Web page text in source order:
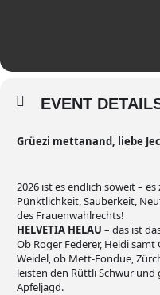
EVENT
Grüezi mettanand, liebe
2026 ist es endlich soweit –
Pünktlichkeit, Sauberkeit,
des Frauenwahlrechts!
HELVETIA HELAU – das ist
Ob Roger Federer, Heidi
Weidel, ob Mett-Fondue,
leisten den Rüttli Schwur und
Apfeljagd.